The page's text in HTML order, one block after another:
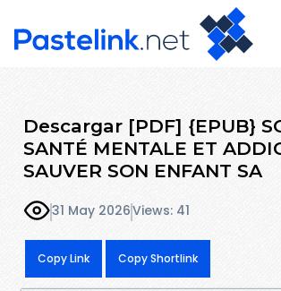
Descargar [PDF] {EPUB}
SANTÉ MENTALE ET
SAUVER SON ENFANT SA
31 May 2026Views: 41
Copy Link Copy Shortlink